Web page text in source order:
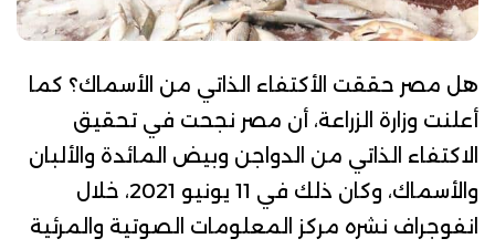
هل مصر حققت الأكتفاء الذاتي من الأسماك؟ كما
أعلنت وزارة الزراعة، أن مصر نجحت في تحقيق
الاكتفاء الذاتي من الدواجن وبيض المائدة والألبان
والأسماك، وكان ذلك في 11 يونيو 2021، خلال
انفوجراف نشره مركز المعلومات الصوتية والمرئية